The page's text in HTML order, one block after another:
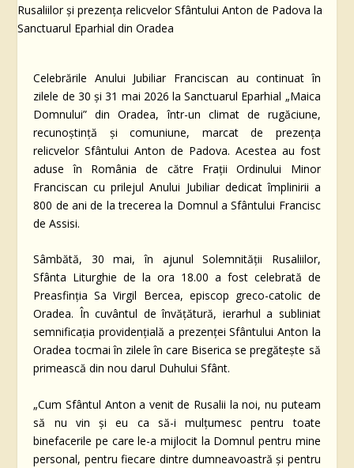
Celebrările Anului Jubiliar Franciscan au continuat în
zilele de 30 și 31 mai 2026 la Sanctuarul Eparhial „Maica
Domnului” din Oradea, într-un climat de rugăciune,
recunoștință și comuniune, marcat de prezența
relicvelor Sfântului Anton de Padova. Acestea au fost
aduse în România de către Frații Ordinului Minor
Franciscan cu prilejul Anului Jubiliar dedicat împlinirii a
800 de ani de la trecerea la Domnul a Sfântului Francisc
de Assisi.
Sâmbătă, 30 mai, în ajunul Solemnității Rusaliilor,
Sfânta Liturghie de la ora 18.00 a fost celebrată de
Preasfinția Sa Virgil Bercea, episcop greco-catolic de
Oradea. În cuvântul de învățătură, ierarhul a subliniat
semnificația providențială a prezenței Sfântului Anton la
Oradea tocmai în zilele în care Biserica se pregătește să
primească din nou darul Duhului Sfânt.
„Cum Sfântul Anton a venit de Rusalii la noi, nu puteam
să nu vin și eu ca să-i mulțumesc pentru toate
binefacerile pe care le-a mijlocit la Domnul pentru mine
personal, pentru fiecare dintre dumneavoastră și pentru